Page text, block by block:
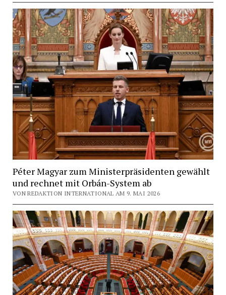
Péter Magyar zum Ministerpräsidenten gewählt
und rechnet mit Orbán-System ab
VON REDAKTION INTERNATIONAL AM 9. MAI 2026